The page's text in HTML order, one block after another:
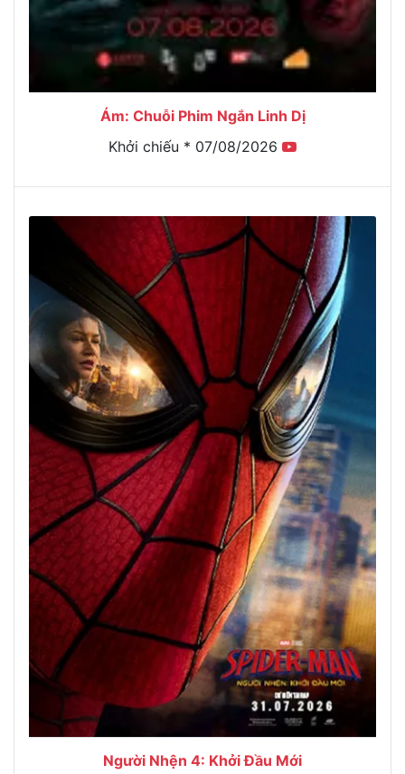
Ám: Chuỗi Phim Ngắn Linh Dị
Khởi chiếu * 07/08/2026
Người Nhện 4: Khởi Đầu Mới